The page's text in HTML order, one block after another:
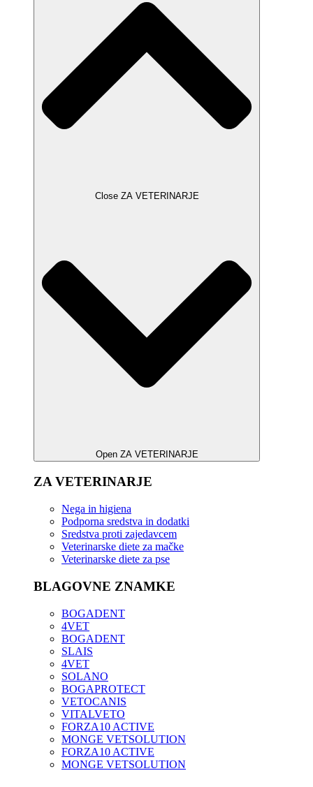
Close ZA VETERINARJE
Open ZA VETERINARJE
ZA VETERINARJE
Nega in higiena
Podporna sredstva in dodatki
Sredstva proti zajedavcem
Veterinarske diete za mačke
Veterinarske diete za pse
BLAGOVNE ZNAMKE
BOGADENT
4VET
BOGADENT
SLAIS
4VET
SOLANO
BOGAPROTECT
VETOCANIS
VITALVETO
FORZA10 ACTIVE
MONGE VETSOLUTION
FORZA10 ACTIVE
MONGE VETSOLUTION